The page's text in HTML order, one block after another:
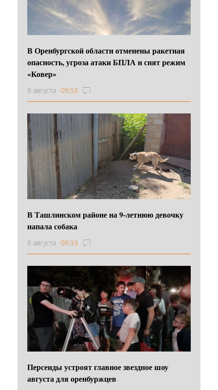
В Оренбургской области отменены ракетная
опасность, угроза атаки БПЛА и снят режим
«Ковер»
8 августа 09:53
В Ташлинском районе на 9-летнюю девочку
напала собака
8 августа 09:33
Персеиды устроят главное звездное шоу
августа для оренбуржцев